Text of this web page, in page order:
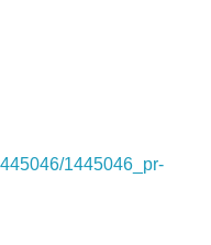
1445046_pr-